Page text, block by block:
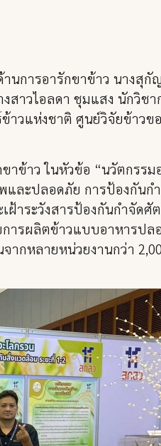
นการอารักขาข้าว นาง
าวไอลดา ชุมแสง นักวิช
แห่งชาติ ศูนย์วิจัยข้าวข
ข้าว ในหัวข้อ “นวัตกรร
ละปลอดภัย การป้องกัน
าระวังสารป้องกันกำจัด
รผลิตข้าวแบบอาหารป
กหลายหน่วยงานกว่า